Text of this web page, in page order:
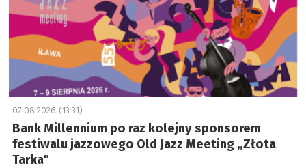
07.08.2026 (13:31)
Bank Millennium po raz kolejny sponsorem
festiwalu jazzowego Old Jazz Meeting „Złota
Tarka"